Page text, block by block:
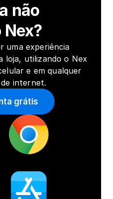
não
Nex?
uma experiência
loja, utilizando o Nex
e em qualquer
internet.
grátis